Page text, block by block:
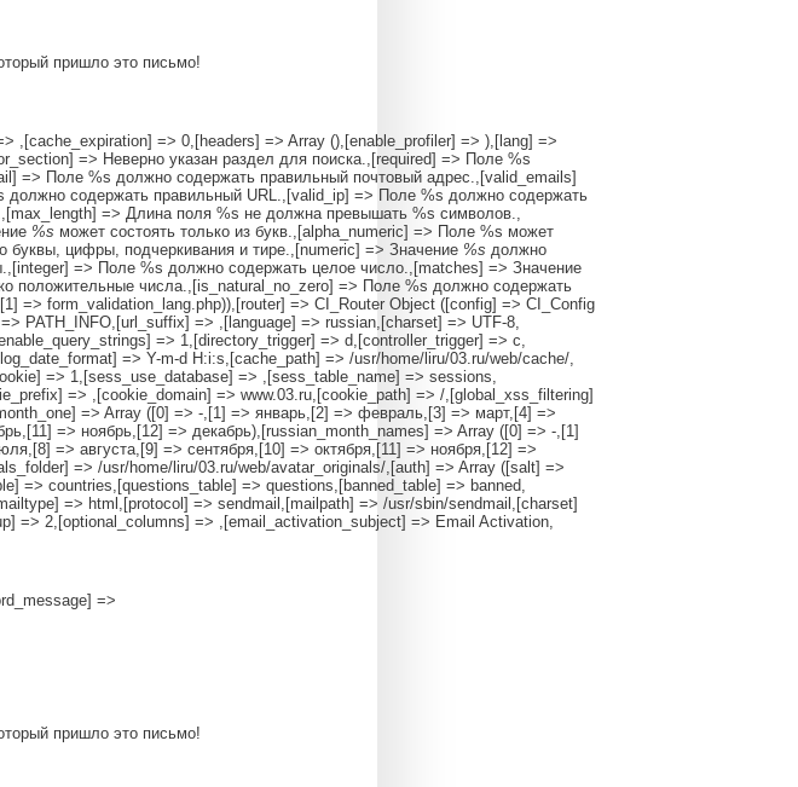
пришло это письмо!
,[cache_expiration] => 0,[headers] => Array (),[enable_profiler] => ),[lang] =>
=> Неверно указан раздел для поиска.,[required] => Поле %s
=> Поле %s должно содержать правильный почтовый адрес.,[valid_emails]
содержать правильный URL.,[valid_ip] => Поле %s должно содержать
=> Длина поля %s не должна превышать %s символов.,
%s может состоять только из букв.,[alpha_numeric] => Поле %s может
цифры, подчеркивания и тире.,[numeric] => Значение %s должно
=> Поле %s должно содержать целое число.,[matches] => Значение
положительные числа.,[is_natural_no_zero] => Поле %s должно содержать
=> form_validation_lang.php)),[router] => CI_Router Object ([config] => CI_Config
PATH_INFO,[url_suffix] => ,[language] => russian,[charset] => UTF-8,
=> 1,[directory_trigger] => d,[controller_trigger] => c,
=> Y-m-d H:i:s,[cache_path] => /usr/home/liru/03.ru/web/cache/,
=> 1,[sess_use_database] => ,[sess_table_name] => sessions,
=> ,[cookie_domain] => www.03.ru,[cookie_path] => /,[global_xss_filtering]
=> Array ([0] => -,[1] => январь,[2] => февраль,[3] => март,[4] =>
=> ноябрь,[12] => декабрь),[russian_month_names] => Array ([0] => -,[1]
=> августа,[9] => сентября,[10] => октября,[11] => ноября,[12] =>
=> /usr/home/liru/03.ru/web/avatar_originals/,[auth] => Array ([salt] =>
=> countries,[questions_table] => questions,[banned_table] => banned,
=> html,[protocol] => sendmail,[mailpath] => /usr/sbin/sendmail,[charset]
=> 2,[optional_columns] => ,[email_activation_subject] => Email Activation,
=>
пришло это письмо!